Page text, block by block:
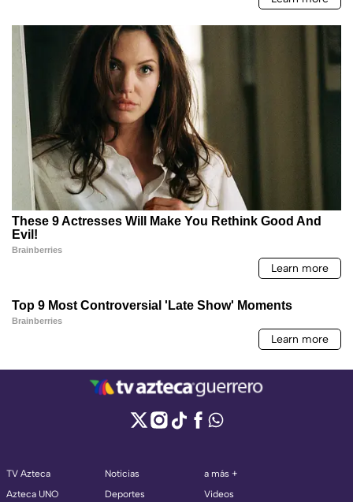
TV Azteca
Azteca UNO
Noticias
Deportes
a más +
Videos